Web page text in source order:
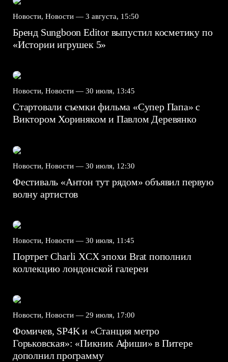
Новости, Новости — 3 августа, 15:50
Бренд Sungboon Editor выпустил косметику по
«Истории игрушек 5»
Новости, Новости — 30 июля, 13:45
Стартовали съемки фильма «Супер Папа» с
Виктором Хориняком и Павлом Деревянко
Новости, Новости — 30 июля, 12:30
Фестиваль «Антон тут рядом» объявил первую
волну артистов
Новости, Новости — 30 июля, 11:45
Портрет Charli XCX эпохи Brat пополнил
коллекцию лондонской галереи
Новости, Новости — 29 июля, 17:00
Фомичев, SP4K и «Станция метро
Горьковская»: «Пикник Афиши» в Питере
дополнил программу